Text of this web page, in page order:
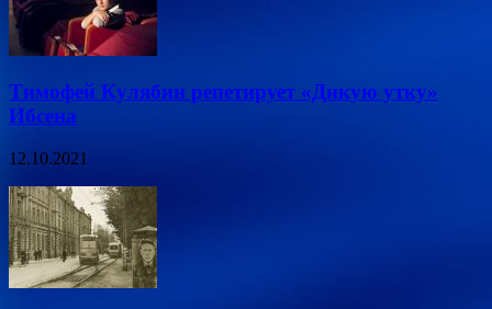
Тимофей Кулябин репетирует «Дикую утку»
Ибсена
12.10.2021